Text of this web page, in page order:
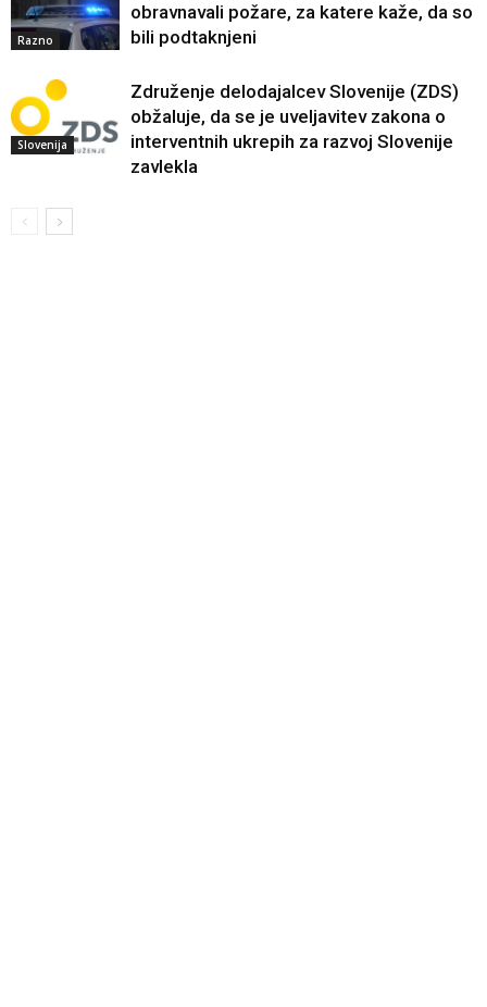
Razno
obravnavali požare, za katere kaže, da so
bili podtaknjeni
Slovenija
Združenje delodajalcev Slovenije (ZDS)
obžaluje, da se je uveljavitev zakona o
interventnih ukrepih za razvoj Slovenije
zavlekla